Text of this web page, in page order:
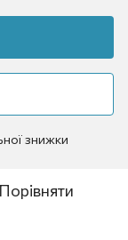
знижки
Порівняти